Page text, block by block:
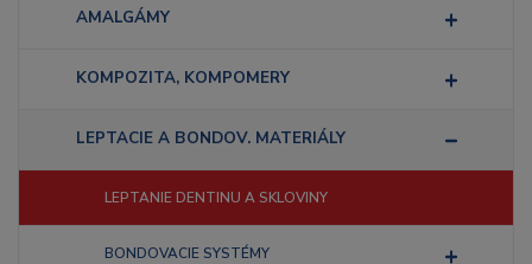
AMALGÁMY
KOMPOZITA, KOMPOMERY
LEPTACIE A BONDOV. MATERIÁLY
LEPTANIE DENTINU A SKLOVINY
BONDOVACIE SYSTÉMY